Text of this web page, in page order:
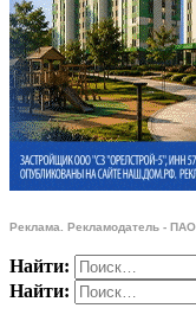
Реклама. Рекламодатель - ПАО
Найти:
Найти: